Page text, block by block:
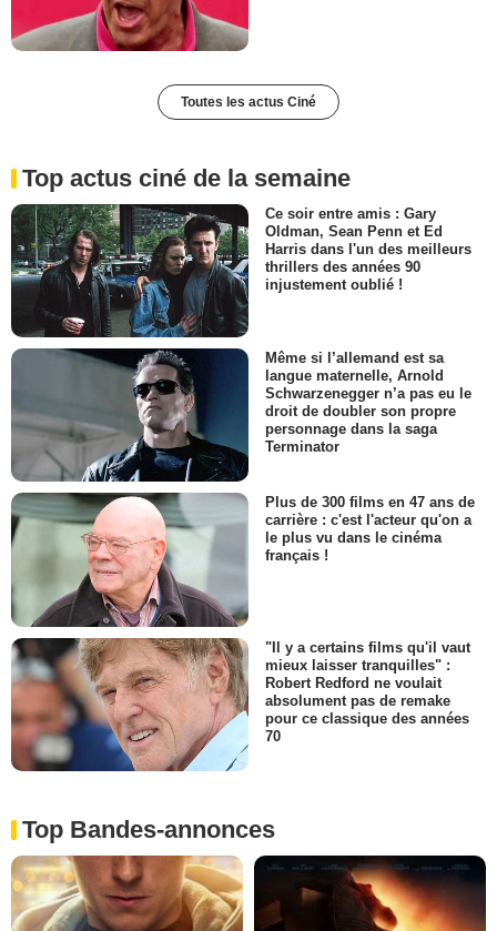
Toutes les actus Ciné
Top actus ciné de la semaine
Ce soir entre amis : Gary
Oldman, Sean Penn et Ed
Harris dans l'un des meilleurs
thrillers des années 90
injustement oublié !
Même si l’allemand est sa
langue maternelle, Arnold
Schwarzenegger n’a pas eu le
droit de doubler son propre
personnage dans la saga
Terminator
Plus de 300 films en 47 ans de
carrière : c'est l'acteur qu'on a
le plus vu dans le cinéma
français !
"Il y a certains films qu'il vaut
mieux laisser tranquilles" :
Robert Redford ne voulait
absolument pas de remake
pour ce classique des années
70
Top Bandes-annonces